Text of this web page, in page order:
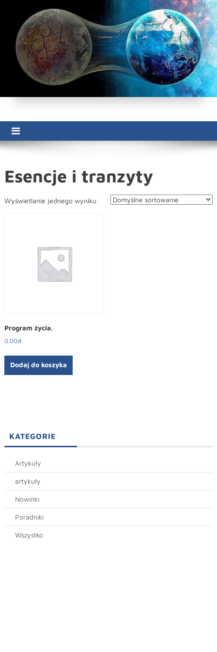
content
Esencje i tranzyty
Wyświetlanie jednego wyniku
Program życia.
0.00zł
Dodaj do koszyka
KATEGORIE
Artykuły
artykuły
Nowinki
Poradniki
Wszystko